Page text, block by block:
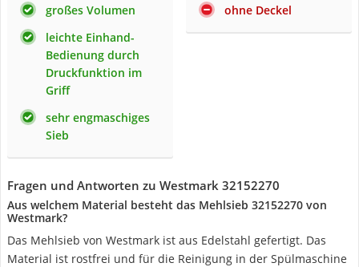
großes Volumen
leichte Einhand-
Bedienung durch
Druckfunktion im
Griff
sehr engmaschiges
Sieb
ohne Deckel
Fragen und Antworten zu Westmark 32152270
Aus welchem Material besteht das Mehlsieb 32152270 von
Westmark?
Das Mehlsieb von Westmark ist aus Edelstahl gefertigt. Das
Material ist rostfrei und für die Reinigung in der Spülmaschine